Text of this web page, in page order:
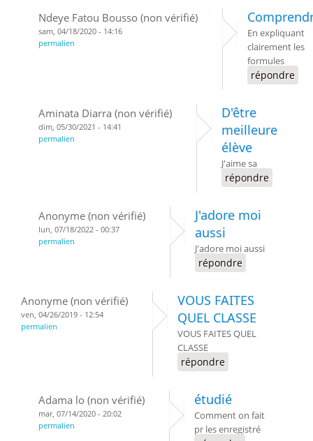
Ndeye Fatou Bousso (non vérifié)
sam, 04/18/2020 - 14:16
permalien
En expliquant
clairement les
formules
répondre
Aminata Diarra (non vérifié)
dim, 05/30/2021 - 14:41
permalien
D'être
meilleure
élève
J'aime sa
répondre
Anonyme (non vérifié)
lun, 07/18/2022 - 00:37
permalien
J'adore moi
aussi
J'adore moi aussi
répondre
Anonyme (non vérifié)
ven, 04/26/2019 - 12:54
permalien
VOUS FAITES
QUEL CLASSE
VOUS FAITES QUEL
CLASSE
répondre
Adama lo (non vérifié)
mar, 07/14/2020 - 20:02
permalien
étudié
Comment on fait
pr les enregistré